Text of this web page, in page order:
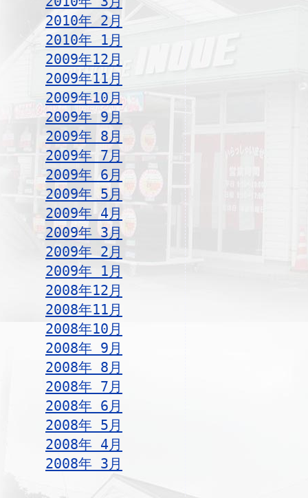
2010年 2月
2010年 1月
2009年12月
2009年11月
2009年10月
2009年 9月
2009年 8月
2009年 7月
2009年 6月
2009年 5月
2009年 4月
2009年 3月
2009年 2月
2009年 1月
2008年12月
2008年11月
2008年10月
2008年 9月
2008年 8月
2008年 7月
2008年 6月
2008年 5月
2008年 4月
2008年 3月